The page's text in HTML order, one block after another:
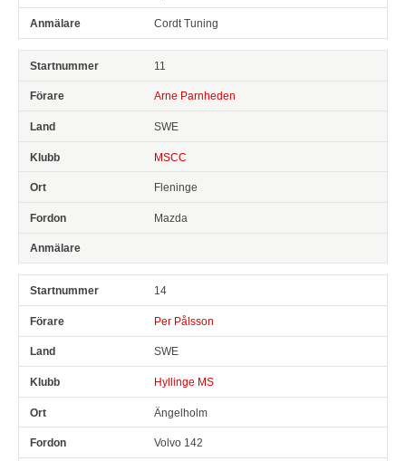
Cordt Tuning
11
Arne Parnheden
SWE
MSCC
Fleninge
Mazda
14
Per Pålsson
SWE
Hyllinge MS
Ängelholm
Volvo 142